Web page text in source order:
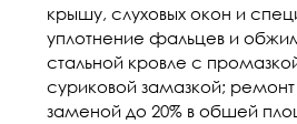
крышу, слуховых окон и
уплотнение фальцев и
стальной кровле с
суриковой замазкой; ремонт
заменой до 20% в обшей